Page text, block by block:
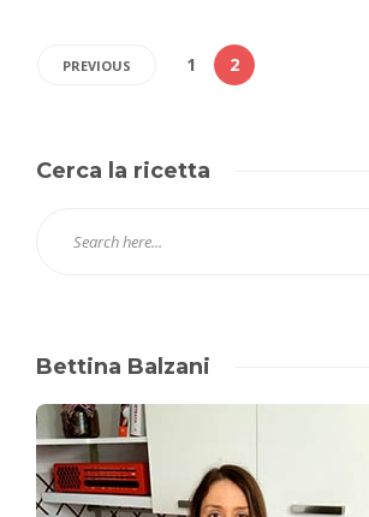
PREVIOUS 1 2
Cerca la ricetta
Bettina Balzani